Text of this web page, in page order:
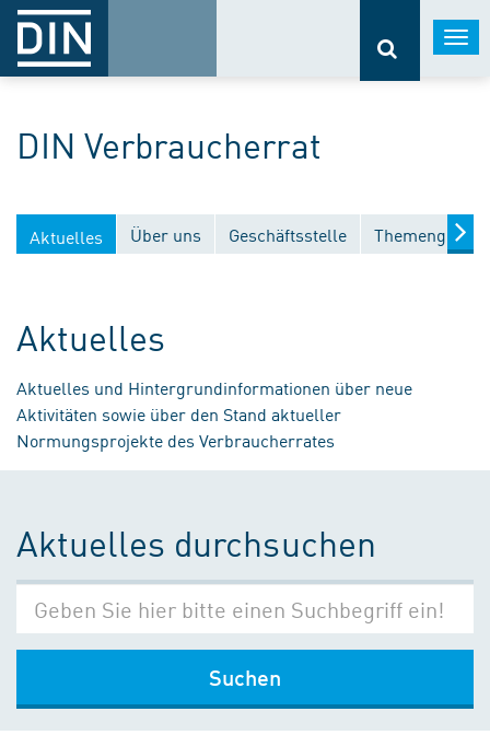
DIN Verbraucherrat
Aktuelles Über uns Geschäftsstelle
Aktuelles
Aktuelles und Hintergrundinformationen über neue
Aktivitäten sowie über den Stand aktueller
Normungsprojekte des Verbraucherrates
Aktuelles durchsuchen
Suchen